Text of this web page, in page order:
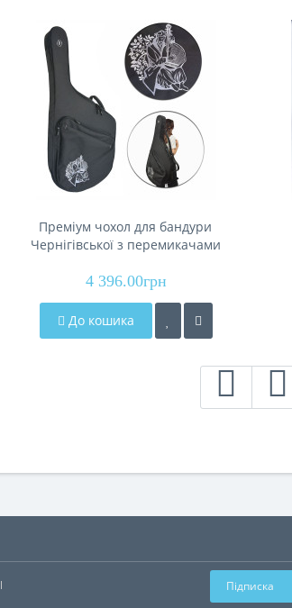
Преміум чохол для бандури
Чернігівської з перемикачами
4 396.00грн
До кошика
Підписка